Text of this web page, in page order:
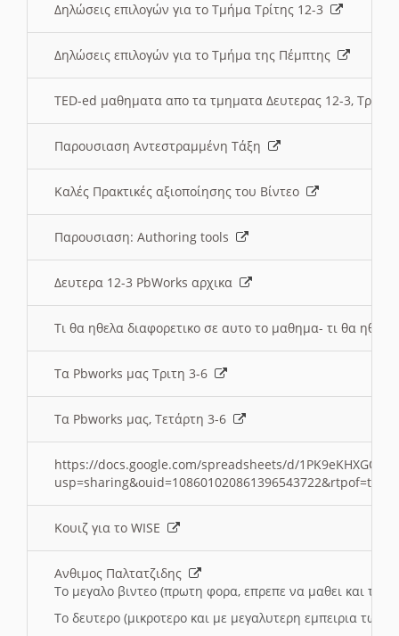
Δηλώσεις επιλογών για το Τμήμα Τρίτης 12-3
Δηλώσεις επιλογών για το Τμήμα της Πέμπτης
TED-ed μαθηματα απο τα τμηματα Δευτερας 12-3,
Παρουσιαση Αντεστραμμένη Τάξη
Καλές Πρακτικές αξιοποίησης του Βίντεο
Παρουσιαση: Authoring tools
Δευτερα 12-3 PbWorks αρχικα
Τι θα ηθελα διαφορετικο σε αυτο το μαθημα- τι θα
Τα Pbworks μας Τριτη 3-6
Τα Pbworks μας, Τετάρτη 3-6
https://docs.google.com/spreadsheets/d/
Κουιζ για το WISE
Ανθιμος Παλτατζιδης
Το μεγαλο βιντεο (πρωτη φορα, επρεπε να μαθει και το
Το δευτερο (μικροτερο και με μεγαλυτερη εμπειρια